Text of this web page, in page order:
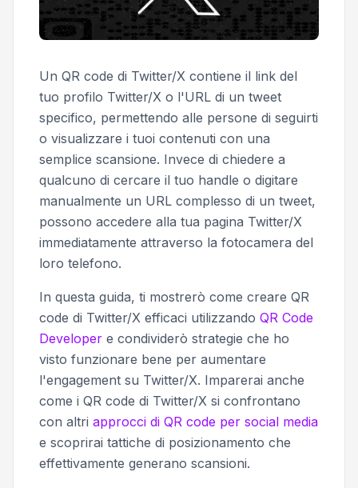
Un QR code di Twitter/X contiene il link del
tuo profilo Twitter/X o l'URL di un tweet
specifico, permettendo alle persone di seguirti
o visualizzare i tuoi contenuti con una
semplice scansione. Invece di chiedere a
qualcuno di cercare il tuo handle o digitare
manualmente un URL complesso di un tweet,
possono accedere alla tua pagina Twitter/X
immediatamente attraverso la fotocamera del
loro telefono.
In questa guida, ti mostrerò come creare QR
code di Twitter/X efficaci utilizzando QR Code
Developer e condividerò strategie che ho
visto funzionare bene per aumentare
l'engagement su Twitter/X. Imparerai anche
come i QR code di Twitter/X si confrontano
con altri approcci di QR code per social media
e scoprirai tattiche di posizionamento che
effettivamente generano scansioni.